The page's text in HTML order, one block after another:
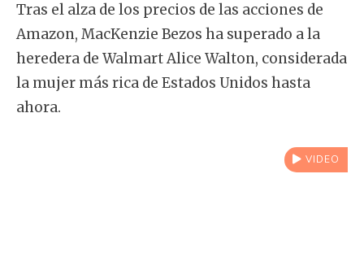
Tras el alza de los precios de las acciones de
Amazon, MacKenzie Bezos ha superado a la
heredera de Walmart Alice Walton, considerada
la mujer más rica de Estados Unidos hasta
ahora.
VIDEO